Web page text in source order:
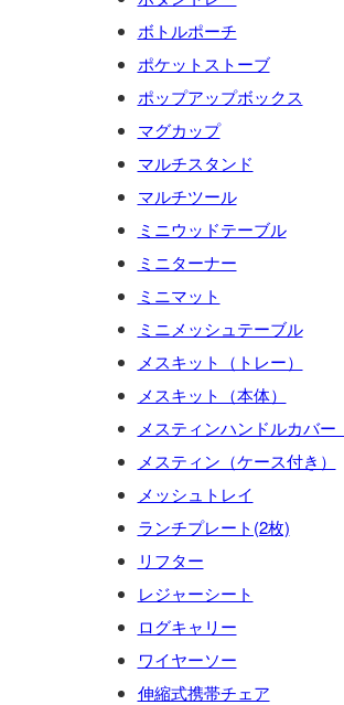
ボトルポーチ
ポケットストーブ
ポップアップボックス
マグカップ
マルチスタンド
マルチツール
ミニウッドテーブル
ミニターナー
ミニマット
ミニメッシュテーブル
メスキット（トレー）
メスキット（本体）
メスティンハンドルカバー
メスティン（ケース付き）
メッシュトレイ
ランチプレート(2枚)
リフター
レジャーシート
ログキャリー
ワイヤーソー
伸縮式携帯チェア